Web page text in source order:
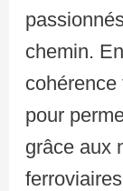
chemin.
cohérence
pour
grâce aux